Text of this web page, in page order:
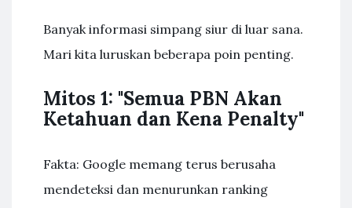
Banyak informasi simpang siur di luar sana.
Mari kita luruskan beberapa poin penting.
Mitos 1: "Semua PBN Akan
Ketahuan dan Kena Penalty"
Fakta: Google memang terus berusaha
mendeteksi dan menurunkan ranking